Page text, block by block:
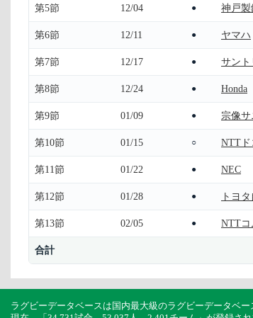
第5節 12/04 ● 神戸製
第6節 12/11 ● ヤマハ
第7節 12/17 ● サント
第8節 12/24 ● Honda
第9節 01/09 ● 宗像サ
第10節 01/15 ○ NTTド
第11節 01/22 ● NEC
第12節 01/28 ● トヨ
第13節 02/05 ● NTTコ
合計
ラグビーデータベースは国内最大級のラグビーデータベー